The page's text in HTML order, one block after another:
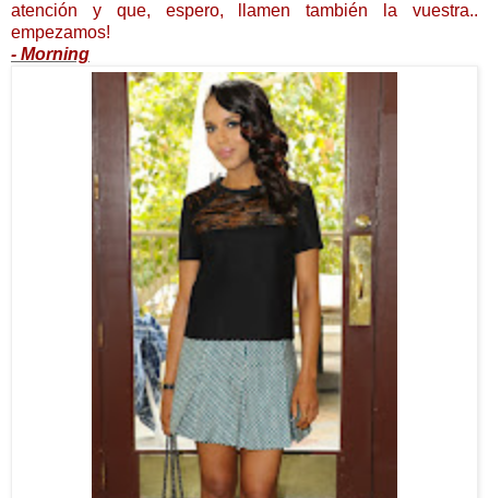
atención y que, espero, llamen también la vuestra..
empezamos!
- Morning